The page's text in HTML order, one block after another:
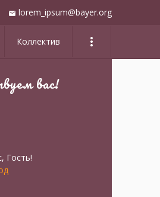
mail lorem_ipsum@bayer.org
Коллектив more_vert
вас!
, Гость!